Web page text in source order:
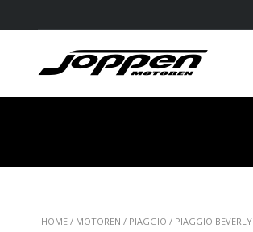
HOME / MOTOREN / PIAGGIO / PIAGGIO BEVERLY